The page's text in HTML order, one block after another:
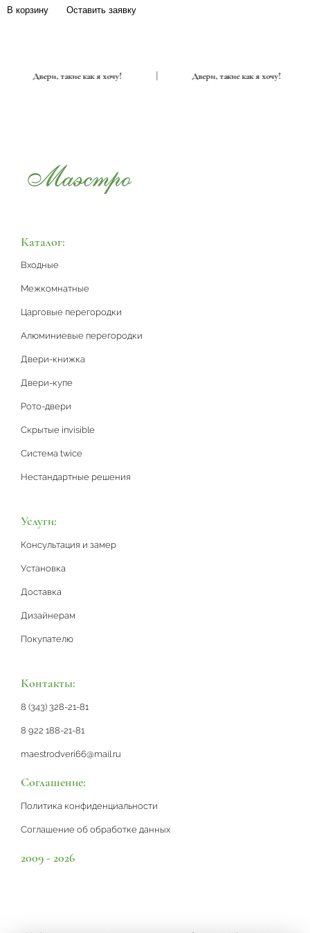
В корзину Оставить заявку
Двери, такие как я хочу! Двери, такие как я хочу!
Каталог:
Входные
Межкомнатные
Царговые перегородки
Алюминиевые перегородки
Двери-книжка
Двери-купе
Рото-двери
Скрытые invisible
Система twice
Нестандартные решения
Услуги:
Консультация и замер
Установка
Доставка
Дизайнерам
Покупателю
Контакты:
8 (343) 328-21-81
8 922 188-21-81
maestrodveri66@mail.ru
Соглашение:
Политика конфиденциальности
Соглашение об обработке данных
2009 - 2026